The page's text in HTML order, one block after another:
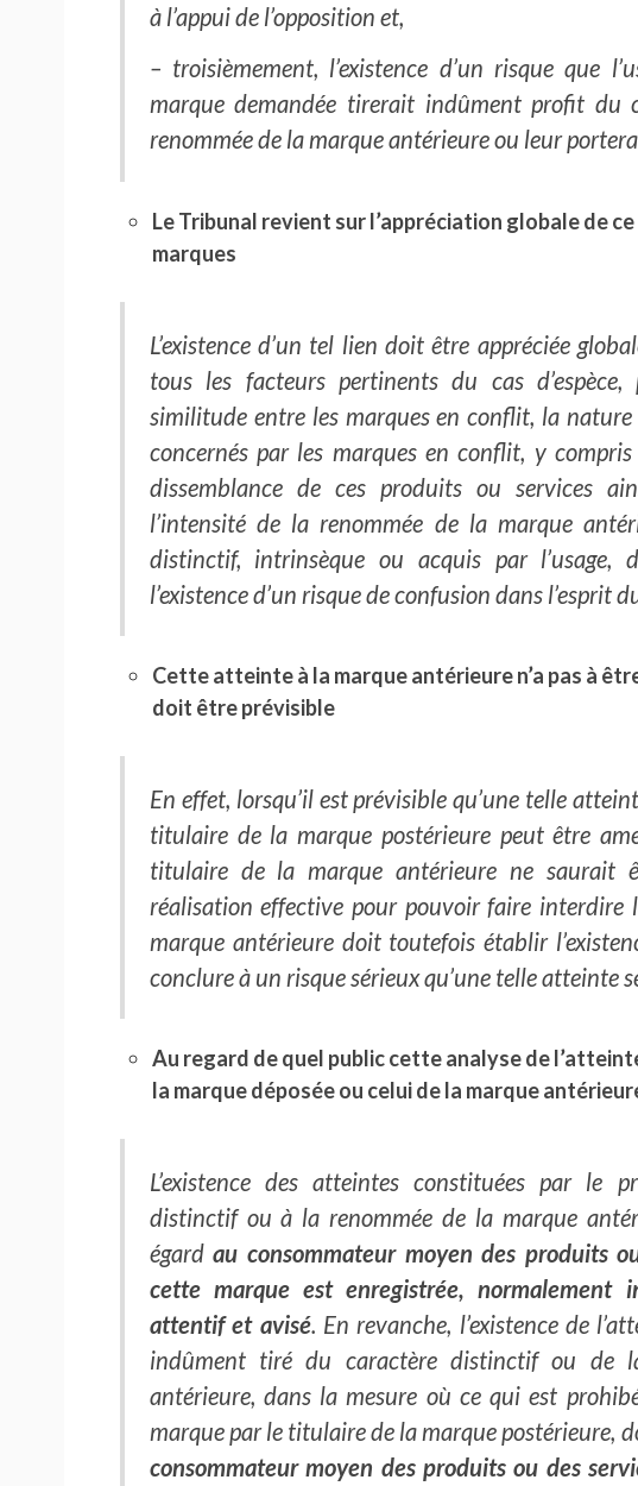
à l’appui de l’opposition et,
– troisièmement, l’existence d’un risque que
marque demandée tirerait indûment profit du
renommée de la marque antérieure ou leur
Le Tribunal revient sur l’appréciation globale de
marques
L’existence d’un tel lien doit être appréciée
tous les facteurs pertinents du cas
similitude entre les marques en conflit, la
concernés par les marques en conflit, y
dissemblance de ces produits ou services
l’intensité de la renommée de la marque
distinctif, intrinsèque ou acquis par l’usage,
l’existence d’un risque de confusion dans l’esprit
Cette atteinte à la marque antérieure n’a pas à
doit être prévisible
En effet, lorsqu’il est prévisible qu’une telle
titulaire de la marque postérieure peut être
titulaire de la marque antérieure ne saurait
réalisation effective pour pouvoir faire interdire
marque antérieure doit toutefois établir
conclure à un risque sérieux qu’une telle atteinte
Au regard de quel public cette analyse de
la marque déposée ou celui de la marque
L’existence des atteintes constituées par le
distinctif ou à la renommée de la marque
égardau consommateur moyen des produits
cette marque est enregistrée, normalement
attentif et avisé. En revanche, l’existence de
indûment tiré du caractère distinctif ou de
antérieure, dans la mesure où ce qui est
marque par le titulaire de la marque postérieure,
consommateur moyen des produits ou des